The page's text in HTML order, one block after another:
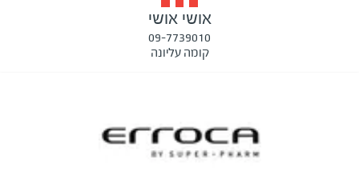
אושי אושי
09-7739010
קומה עליונה